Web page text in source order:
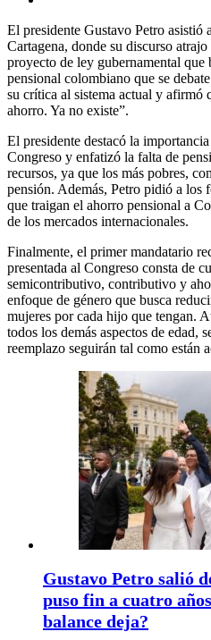
El presidente Gustavo Petro asistió
Cartagena, donde su discurso
proyecto de ley gubernamental que
pensional colombiano que se
su crítica al sistema actual y afirmó
ahorro. Ya no existe”.
El presidente destacó la
Congreso y enfatizó la falta de
recursos, ya que los más pobres,
pensión. Además, Petro pidió a los
que traigan el ahorro pensional a
de los mercados internacionales.
Finalmente, el primer mandatario
presentada al Congreso consta de
semicontributivo, contributivo y
enfoque de género que busca
mujeres por cada hijo que tengan.
todos los demás aspectos de edad,
reemplazo seguirán tal como están
Gustavo Petro salió
puso fin a cuatro
balance deja?